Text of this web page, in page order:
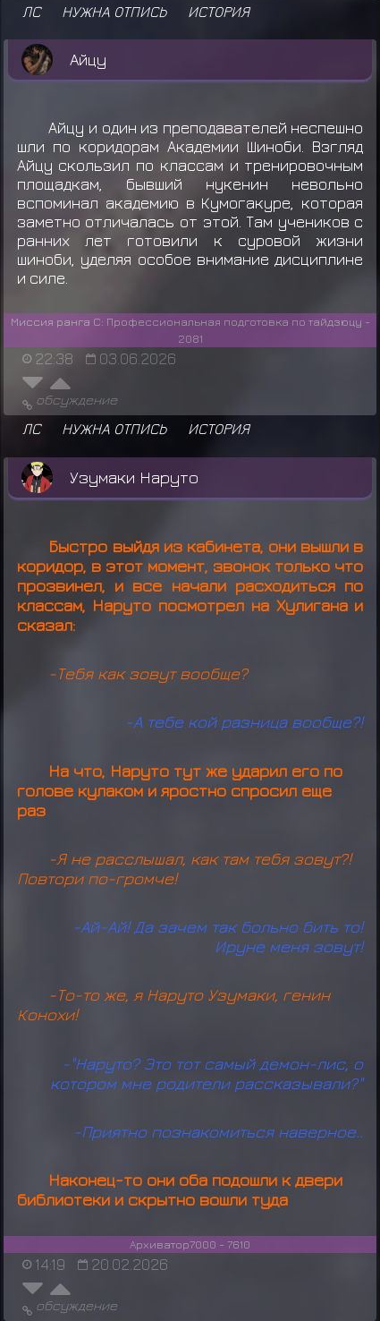
ЛС НУЖНА ОТПИСЬ ИСТОРИЯ
Айцу
Айцу и один из преподавателей неспешно
шли по коридорам Академии Шиноби. Взгляд
Айцу скользил по классам и тренировочным
площадкам, бывший нукенин невольно
вспоминал академию в Кумогакуре, которая
заметно отличалась от этой. Там учеников с
ранних лет готовили к суровой жизни
шиноби, уделяя особое внимание дисциплине
и силе.
Миссия ранга C: Профессиональная подготовка по тайдзюцу -
2081
22:38 03.06.2026
обсуждение
ЛС НУЖНА ОТПИСЬ ИСТОРИЯ
Узумаки Наруто
Быстро выйдя из кабинета, они вышли в
коридор, в этот момент, звонок только что
прозвинел, и все начали расходиться по
классам, Наруто посмотрел на Хулигана и
сказал:
-Тебя как зовут вообще?
-А тебе кой разница вообще?!
На что, Наруто тут же ударил его по
голове кулаком и яростно спросил еще
раз
-Я не расслышал, как там тебя зовут?!
Повтори по-громче!
-Ай-Ай! Да зачем так больно бить то!
Ируне меня зовут!
-То-то же, я Наруто Узумаки, генин
Конохи!
-"Наруто? Это тот самый демон-лис, о
котором мне родители рассказывали?"
-Приятно познакомиться наверное..
Наконец-то они оба подошли к двери
библиотеки и скрытно вошли туда
Архиватор7000 - 7610
14:19 20.02.2026
обсуждение